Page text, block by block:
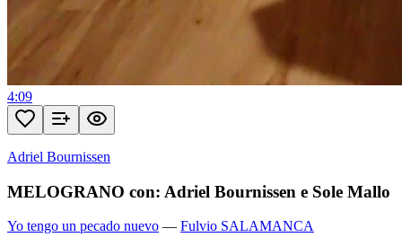
4:09
Adriel Bournissen
MELOGRANO con: Adriel Bournissen e Sole Mallo
Yo tengo un pecado nuevo — Fulvio SALAMANCA